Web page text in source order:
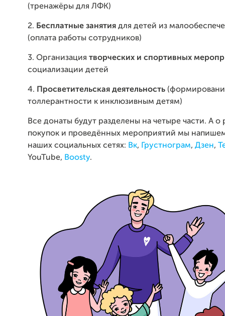
(тренажёры для ЛФК)
2. Бесплатные занятия для детей из
(оплата работы сотрудников)
3. Организация творческих и спортивных
социализации детей
4. Просветительская деятельность
толлерантности к инклюзивным детям)
Все донаты будут разделены на четыре части. А о
покупок и проведённых мероприятий мы
наших социальных сетях: Вк, Грустнограм, Дзен,
YouTube, Boosty.